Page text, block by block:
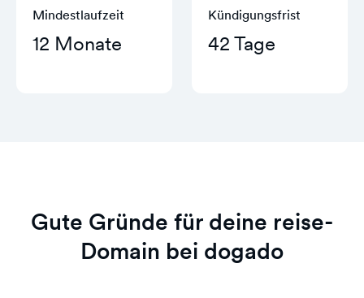
Mindestlaufzeit
12 Monate
Kündigungs­frist
42 Tage
Gute Gründe für deine reise-
Domain bei dogado